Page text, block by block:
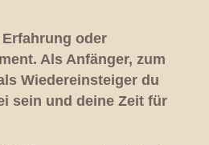
oder
Als Anfänger, zum
Wiedereinsteiger du
sein und deine Zeit für